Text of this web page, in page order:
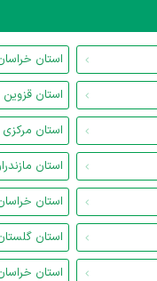
استان
استان قزوین
استان مرکزی
استان
استان
استان
استان